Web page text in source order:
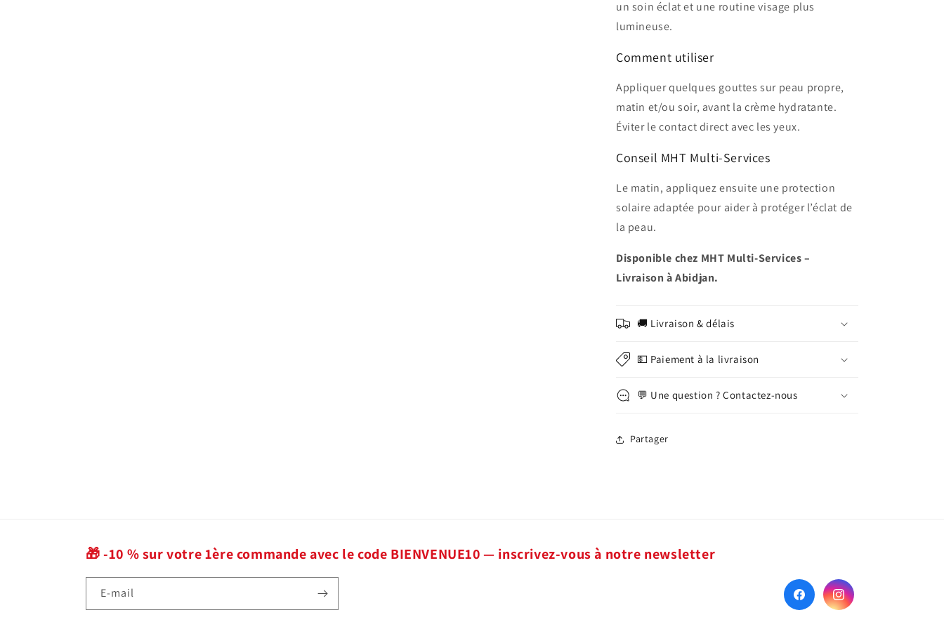
un soin éclat et une routine visage plus
lumineuse.
Comment utiliser
Appliquer quelques gouttes sur peau propre,
matin et/ou soir, avant la crème hydratante.
Éviter le contact direct avec les yeux.
Conseil MHT Multi-Services
Le matin, appliquez ensuite une protection
solaire adaptée pour aider à protéger l’éclat de
la peau.
Disponible chez MHT Multi-Services –
Livraison à Abidjan.
🚚 Livraison & délais
💵 Paiement à la livraison
💬 Une question ? Contactez-nous
Partager
🎁 -10 % sur votre 1ère commande avec le code BIENVENUE10 — inscrivez-vous à notre newsletter
E-mail
FacebookInstagram